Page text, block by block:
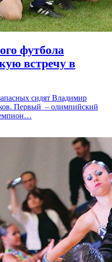
футбола
встречу в
сидят Владимир
Первый – олимпийский